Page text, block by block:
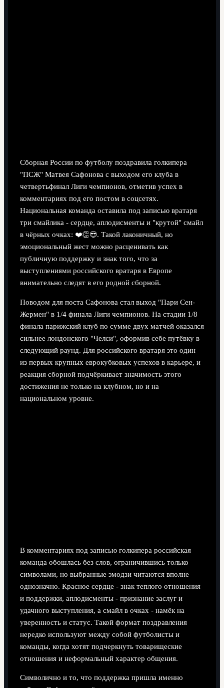
Сборная России по футболу поздравила голкипера
"ПСЖ" Матвея Сафонова с выходом его клуба в
четвертьфинал Лиги чемпионов, отметив успех в
комментариях под его постом в соцсетях.
Национальная команда оставила под записью вратаря
три смайлика - сердце, аплодисменты и "крутой" смайл
в чёрных очках: ❤️👏😎. Такой лаконичный, но
эмоциональный жест можно расценивать как
публичную поддержку и знак того, что за
выступлениями российского вратаря в Европе
внимательно следят в его родной сборной.
Поводом для поста Сафонова стал выход "Пари Сен-
Жермен" в 1/4 финала Лиги чемпионов. На стадии 1/8
финала парижский клуб по сумме двух матчей оказался
сильнее лондонского "Челси", оформив себе путёвку в
следующий раунд. Для российского вратаря это один
из первых крупных еврокубковых успехов в карьере, и
реакция сборной подчёркивает значимость этого
достижения не только на клубном, но и на
национальном уровне.
В комментариях под записью голкипера российская
команда обошлась без слов, ограничившись только
символами, но выбранные эмодзи читаются вполне
однозначно. Красное сердце - знак теплого отношения
и поддержки, аплодисменты - признание заслуг и
удачного выступления, а смайл в очках - намёк на
уверенность и статус. Такой формат поздравления
нередко используют между собой футболисты и
команды, когда хотят подчеркнуть товарищеские
отношения и неформальный характер общения.
Символично и то, что поддержка пришла именно